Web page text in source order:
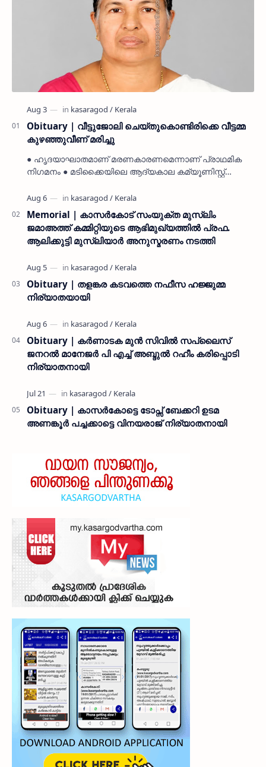
Obituary | വീട്ടുജോലി ചെയ്തുകൊണ്ടിരിക്കെ വീട്ടമ്മ
കുഴഞ്ഞുവീണ് മരിച്ചു
● ഹൃദയാഘാതമാണ് മരണകാരണമെന്നാണ് പ്രാഥമിക
നിഗമനം ● മടിക്കൈയിലെ ആദ്യകാല കമ്യൂണിസ്റ്റ്
മകളാണ് ● വിവരമറിഞ്ഞ് ജനപ്ര…
Memorial | കാസർകോട് സംയുക്ത മുസ്ലിം
ജമാഅത്ത് കമ്മിറ്റിയുടെ ആഭിമുഖ്യത്തിൽ പ്രഫ.
ആലിക്കുട്ടി മുസ്ലിയാർ അനുസ്മരണം നടത്തി
Obituary | തളങ്കര കടവത്തെ നഫീസ ഹജ്ജുമ്മ
നിര്യാതയായി
Obituary | കർണാടക മുൻ സിവില്‍ സപ്ലൈസ്
ജനറൽ മാനേജർ പി എച്ച് അബ്ദുൽ റഹീം കരിപ്പൊടി
നിര്യാതനായി
Obituary | കാസർകോട്ടെ ടോപ്സ് ബേക്കറി ഉടമ
അണങ്കൂർ പച്ചക്കാട്ടെ വിനയരാജ് നിര്യാതനായി